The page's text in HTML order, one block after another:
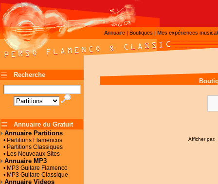
Annuaire | Boutiques | Mes expériences
Recherche
Annuaire du Gratuit
Annuaire Partitions
• Partitions Flamencos
• Partitions Classiques
• Les Nouveaux Sites
Annuaire MP3
• MP3 Guitare Flamenco
• MP3 Guitare Classique
Annuaire Videos
Afficher par: